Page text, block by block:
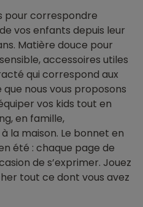
pour correspondre
vos enfants depuis leur
Matière douce pour
accessoires utiles
qui correspond aux
nous vous proposons
vos kids tout en
en famille,
la maison. Le bonnet en
été : chaque page de
de s’exprimer. Jouez
tout ce dont vous avez